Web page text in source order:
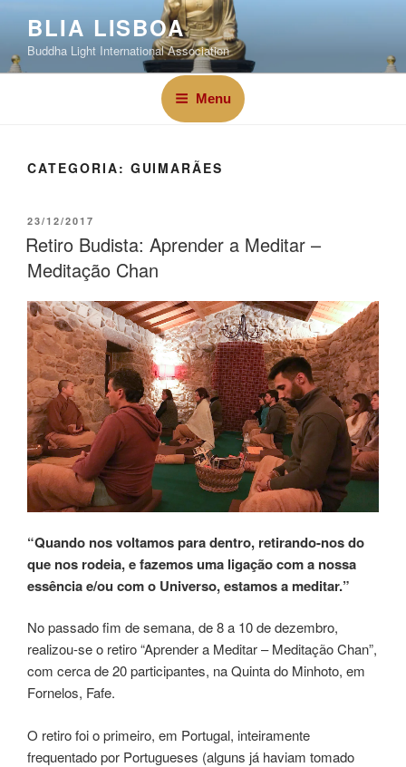
BLIA LISBOA
Buddha Light International Association
Menu
CATEGORIA: GUIMARÃES
23/12/2017
Retiro Budista: Aprender a Meditar –
Meditação Chan
“Quando nos voltamos para dentro, retirando-nos do
que nos rodeia, e fazemos uma ligação com a nossa
essência e/ou com o Universo, estamos a meditar.”
No passado fim de semana, de 8 a 10 de dezembro,
realizou-se o retiro “Aprender a Meditar – Meditação Chan”,
com cerca de 20 participantes, na Quinta do Minhoto, em
Fornelos, Fafe.
O retiro foi o primeiro, em Portugal, inteiramente
frequentado por Portugueses (alguns já haviam tomado